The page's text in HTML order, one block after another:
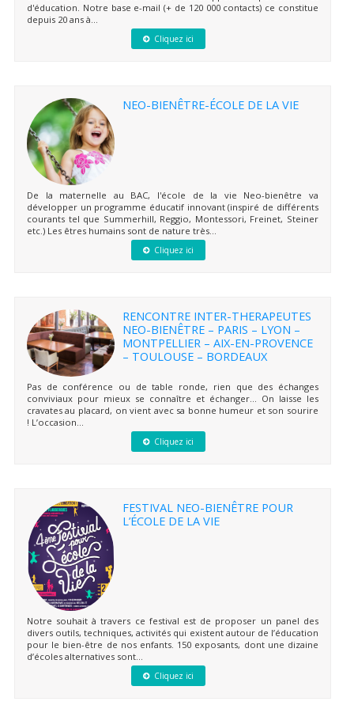
d'éducation. Notre base e-mail (+ de 120 000 contacts) ce constitue
depuis 20 ans à...
Cliquez ici
NEO-BIENÊTRE-ÉCOLE DE LA VIE
De la maternelle au BAC, l'école de la vie Neo-bienêtre va
développer un programme éducatif innovant (inspiré de différents
courants tel que Summerhill, Reggio, Montessori, Freinet, Steiner
etc.) Les êtres humains sont de nature très...
Cliquez ici
RENCONTRE INTER-THERAPEUTES
NEO-BIENÊTRE – PARIS – LYON –
MONTPELLIER – AIX-EN-PROVENCE
– TOULOUSE – BORDEAUX
Pas de conférence ou de table ronde, rien que des échanges
conviviaux pour mieux se connaître et échanger… On laisse les
cravates au placard, on vient avec sa bonne humeur et son sourire
! L’occasion...
Cliquez ici
FESTIVAL NEO-BIENÊTRE POUR
L’ÉCOLE DE LA VIE
Notre souhait à travers ce festival est de proposer un panel des
divers outils, techniques, activités qui existent autour de l’éducation
pour le bien-être de nos enfants. 150 exposants, dont une dizaine
d’écoles alternatives sont...
Cliquez ici